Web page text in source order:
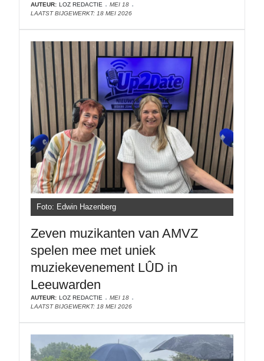
AUTEUR: LOZ REDACTIE
MEI 18
LAATST BIJGEWERKT: 18 MEI 2026
Foto: Edwin Hazenberg
Zeven muzikanten van AMVZ
spelen mee met uniek
muziekevenement LÛD in
Leeuwarden
AUTEUR: LOZ REDACTIE
MEI 18
LAATST BIJGEWERKT: 18 MEI 2026